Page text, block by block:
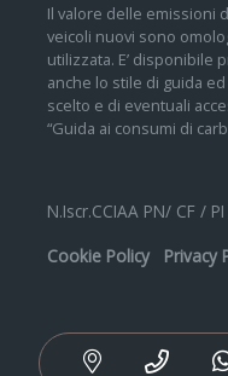
Il valore delle emissioni
veicoli nuovi sono
utilizzata. E’
anche lo stile di guida
scelto e di eventuali
“Guida ai consumi di
N.Iscr.CCIAA PN/ CF /
Cookie Policy
Privacy